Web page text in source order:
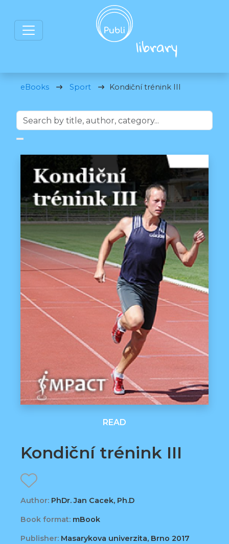
eBooks Sport Kondiční trénink III
READ
Kondiční trénink III
Author: PhDr. Jan Cacek, Ph.D
Book format: mBook
Publisher: Masarykova univerzita, Brno 2017